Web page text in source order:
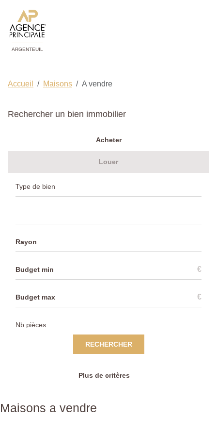
ARGENTEUIL
Accueil Maisons A vendre
Rechercher un bien immobilier
Acheter
Louer
Rayon
€
€
RECHERCHER
Plus de critères
Maisons a vendre